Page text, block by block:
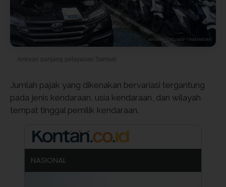
Antrean panjang pelayanan Samsat
Jumlah pajak yang dikenakan bervariasi tergantung
pada jenis kendaraan, usia kendaraan, dan wilayah
tempat tinggal pemilik kendaraan.
NASIONAL